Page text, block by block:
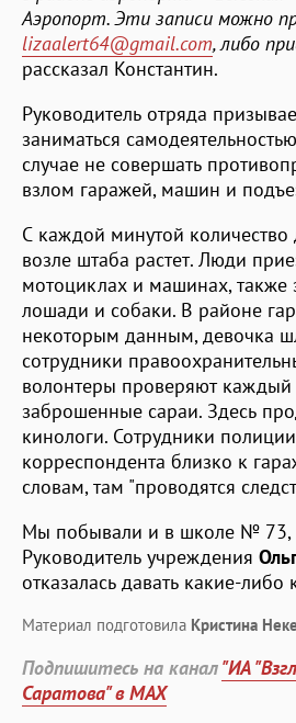
Аэропорт. Эти записи можно
lizaalert64@gmail.com, либо
рассказал Константин.
Руководитель отряда
заниматься
случае не совершать
взлом гаражей, машин и
С каждой минутой количество
возле штаба растет. Люди
мотоциклах и машинах, также
лошади и собаки. В районе
некоторым данным, девочка
сотрудники
волонтеры проверяют каждый
заброшенные сараи. Здесь
кинологи. Сотрудники
корреспондента близко к
словам, там "проводятся
Мы побывали и в школе № 73,
Руководитель учреждения
отказалась давать какие-
Материал подготовила Кристина
Подпишитесь на канал"ИА
Саратова" в MAX